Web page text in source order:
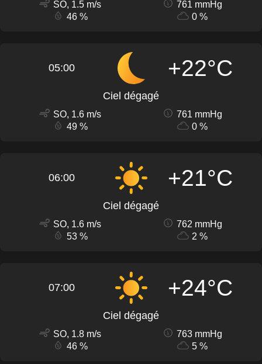
SO, 1.5 m/s
761 mmHg
46 %
0 %
05:00 +22°C
Ciel dégagé
SO, 1.6 m/s
761 mmHg
49 %
0 %
06:00 +21°C
Ciel dégagé
SO, 1.6 m/s
762 mmHg
53 %
2 %
07:00 +24°C
Ciel dégagé
SO, 1.8 m/s
763 mmHg
46 %
5 %